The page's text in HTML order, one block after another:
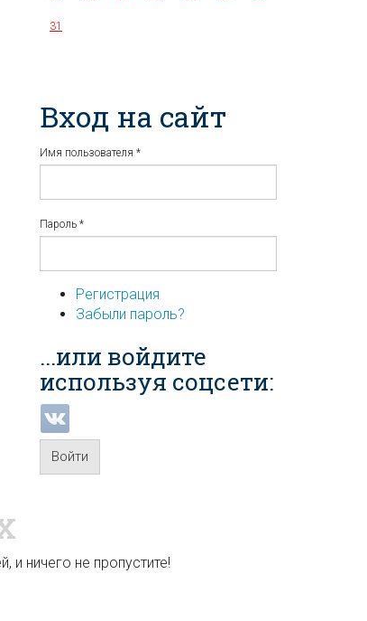
31
Вход на сайт
Имя пользователя *
Пароль *
Регистрация
Забыли пароль?
...или войдите
используя соцсети:
Войти
и ничего не пропустите!